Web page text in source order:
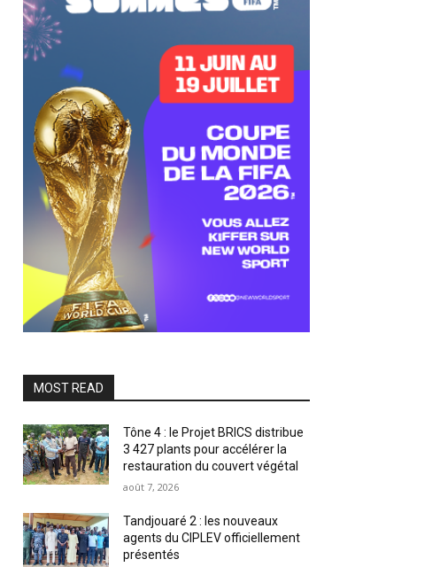
MOST READ
Tône 4 : le Projet BRICS distribue
3 427 plants pour accélérer la
restauration du couvert végétal
août 7, 2026
Tandjouaré 2 : les nouveaux
agents du CIPLEV officiellement
présentés